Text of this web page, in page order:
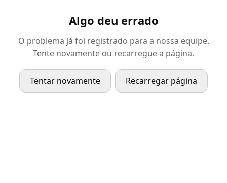
Algo deu errado
O problema já foi registrado para a nossa equipe.
Tente novamente ou recarregue a página.
Tentar novamente Recarregar página